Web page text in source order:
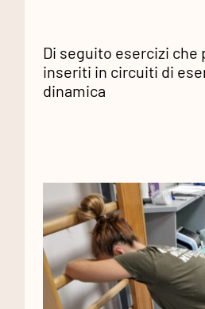
Di seguito esercizi che
inseriti in circuiti di
dinamica